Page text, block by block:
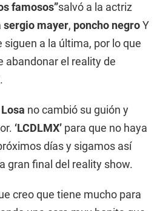
famosos”salvó a la actriz
sergio mayer, poncho negroY
siguen a la última, por lo que
abandonar el reality de
no cambió su guión y
‘LCDLMX’ para que no haya
días y sigamos así
gran final del reality show.
creo que tiene mucho para